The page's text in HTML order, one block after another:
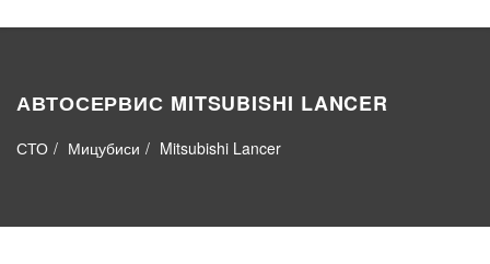
АВТОСЕРВИС MITSUBISHI LANCER
СТО Мицубиси Mitsubishi Lancer